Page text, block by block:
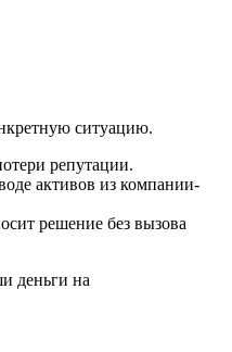
ситуацию.
репутации.
активов из компании-
решение без вызова
деньги на